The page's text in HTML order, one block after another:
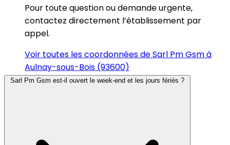
Pour toute question ou demande urgente,
contactez directement l’établissement par
appel.
Voir toutes les coordonnées de Sarl Pm Gsm à
Aulnay-sous-Bois (93600)
Sarl Pm Gsm est-il ouvert le week-end et les jours fériés ?